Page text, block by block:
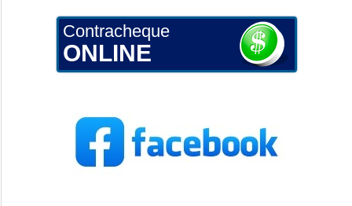
Contracheque
ONLINE